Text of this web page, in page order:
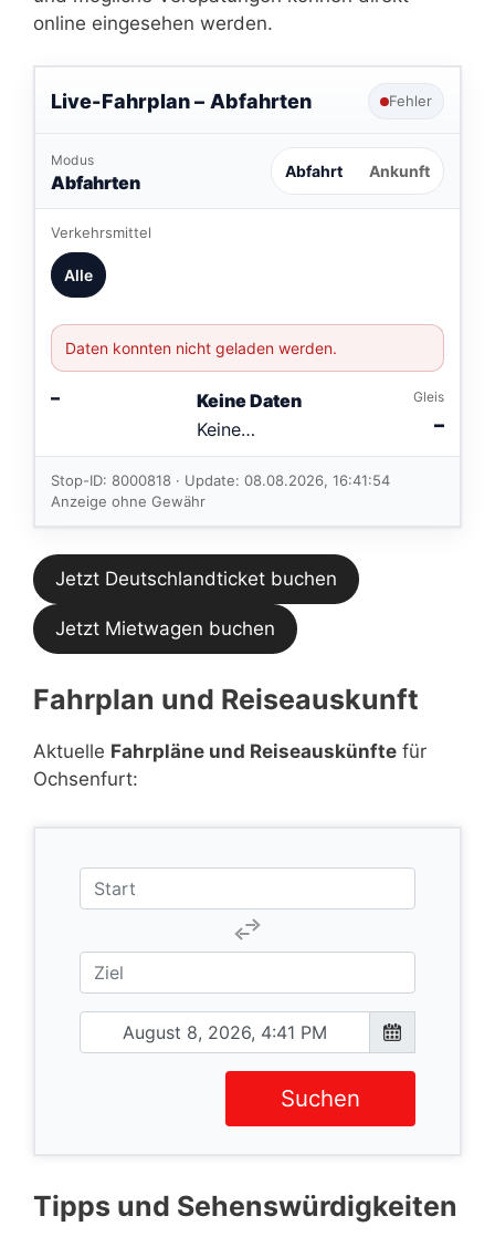
online eingesehen werden.
Live-Fahrplan – Abfahrten Fehler
Modus
Abfahrten Abfahrt Ankunft
Verkehrsmittel
Alle
Daten konnten nicht geladen werden.
–
Keine Daten
Keine
Verbindungen
im aktuellen
Feed.
Gleis
–
Stop-ID: 8000818 · Update: 08.08.2026, 16:41:54
Anzeige ohne Gewähr
Jetzt Deutschlandticket buchen
Jetzt Mietwagen buchen
Fahrplan und Reiseauskunft
Aktuelle Fahrpläne und Reiseauskünfte für
Ochsenfurt:
Suchen
Tipps und Sehenswürdigkeiten